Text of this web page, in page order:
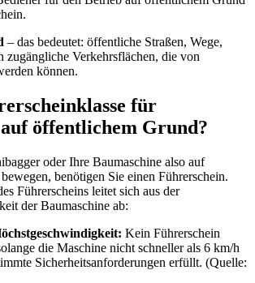
– das bedeutet: öffentliche Straßen, Wege,
zugängliche Verkehrsflächen, die von
können.
für
öffentlichem Grund?
oder Ihre Baumaschine also auf
benötigen Sie einen Führerschein.
Führerscheins leitet sich aus der
der Baumaschine ab:
Kein Führerschein
die Maschine nicht schneller als 6 km/h
Sicherheitsanforderungen erfüllt. (Quelle: